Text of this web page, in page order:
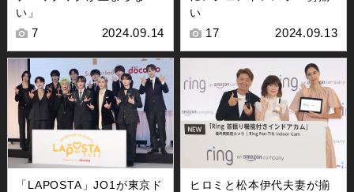
い」
7 2024.09.14
い
17 2024.09.13
「LAPOSTA」JO1が東京ド
ヒロミと松本伊代夫妻が揃